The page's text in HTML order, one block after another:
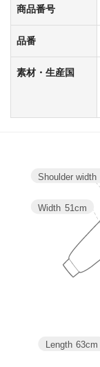
商品番号
品番
素材・生産国
Length 63cm
Width 51cm
Shoulder width